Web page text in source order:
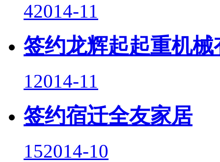
42014-11
签约龙辉起起重机
12014-11
签约宿迁全友家居
152014-10